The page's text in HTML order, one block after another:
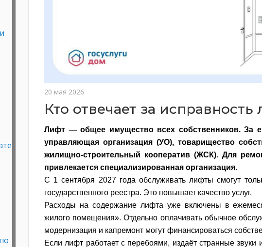
20 мая 2026
Кто отвечает за исправность
Лифт — общее имущество всех собственников. За
управляющая организация (УО), товарищество
жилищно-строительный кооператив (ЖСК). Для
привлекается специализированная организация.
С 1 сентября 2027 года обслуживать лифты смогут
государственного реестра. Это повышает качество услуг.
Расходы на содержание лифта уже включены в
жилого помещения». Отдельно оплачивать обычное
модернизация и капремонт могут финансироваться
Если лифт работает с перебоями, издаёт странные звуки